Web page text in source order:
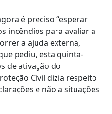
é preciso “esperar
incêndios para avaliar a
a ajuda externa,
pediu, esta quinta-
de ativação do
Civil dizia respeito
e não a situações